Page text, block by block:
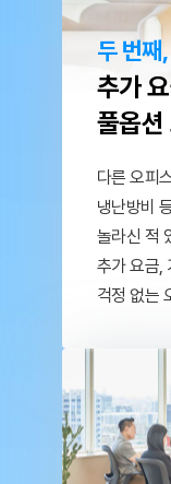
두 번째,
추가
풀옵션
다른 오피
냉난방비
놀라신 적
추가 요금,
걱정 없는